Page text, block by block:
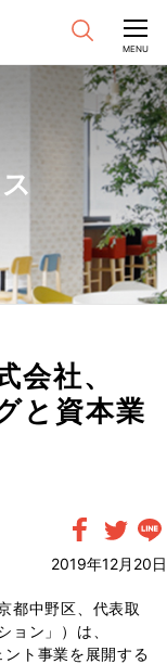
CLOSE
MENU
会社、
と資本業
2019年12月20日
都中野区、代表取
ョン」）は、
ト事業を展開する